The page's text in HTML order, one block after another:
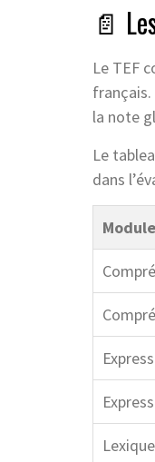
📄
Le TEF
la note
Le
dans
Module